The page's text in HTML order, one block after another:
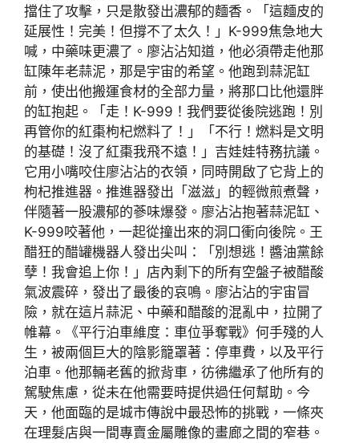
擋住了攻擊，只是散發出濃郁的麵香。「這麵皮的
延展性！完美！但撐不了太久！」K-999焦急地大
喊，中藥味更濃了。廖沾沾知道，他必須帶走他那
缸陳年老蒜泥，那是宇宙的希望。他跑到蒜泥缸
前，使出他搬運食材的全部力量，將那口比他還胖
的缸抱起。「走！K-999！我們要從後院逃跑！別
再管你的紅棗枸杞燃料了！」「不行！燃料是文明
的基礎！沒了紅棗我飛不遠！」吉娃娃特務抗議。
它用小嘴咬住廖沾沾的衣領，同時開啟了它背上的
枸杞推進器。推進器發出「滋滋」的輕微煎煮聲，
伴隨著一股濃郁的蔘味爆發。廖沾沾抱著蒜泥缸、
K-999咬著他，一起從撞出來的洞口衝向後院。王
醋狂的醋罐機器人發出尖叫：「別想逃！醬油黨餘
孽！我會追上你！」店內剩下的所有空盤子被醋酸
氣波震碎，發出了最後的哀鳴。廖沾沾的宇宙冒
險，就在這片蒜泥、中藥和醋酸的混亂中，拉開了
帷幕。《平行泊車維度：車位爭奪戰》何手殘的人
生，被兩個巨大的陰影籠罩著：停車費，以及平行
泊車。他那輛老舊的掀背車，彷彿繼承了他所有的
駕駛焦慮，從未在他需要時提供過任何幫助。今
天，他面臨的是城市傳說中最恐怖的挑戰，一條夾
在理髮店與一間專賣金屬雕像的畫廊之間的窄巷。